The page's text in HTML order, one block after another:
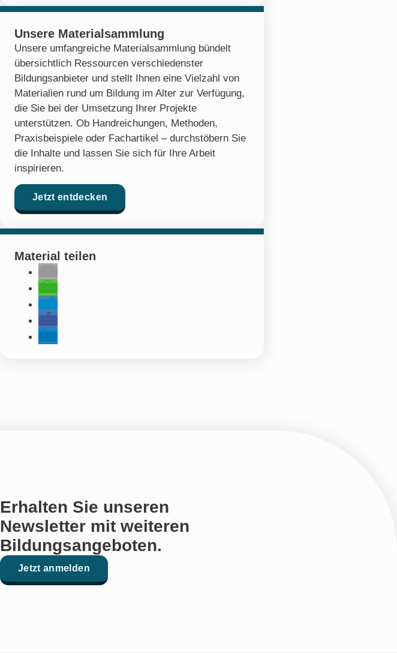
Unsere Materialsammlung
Unsere umfangreiche Materialsammlung bündelt
übersichtlich Ressourcen verschiedenster
Bildungsanbieter und stellt Ihnen eine Vielzahl von
Materialien rund um Bildung im Alter zur Verfügung,
die Sie bei der Umsetzung Ihrer Projekte
unterstützen. Ob Handreichungen, Methoden,
Praxisbeispiele oder Fachartikel – durchstöbern Sie
die Inhalte und lassen Sie sich für Ihre Arbeit
inspirieren.
Jetzt entdecken
Material teilen
Erhalten Sie unseren
Newsletter mit weiteren
Bildungsangeboten.
Jetzt anmelden